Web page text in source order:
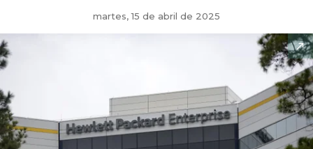
martes, 15 de abril de 2025